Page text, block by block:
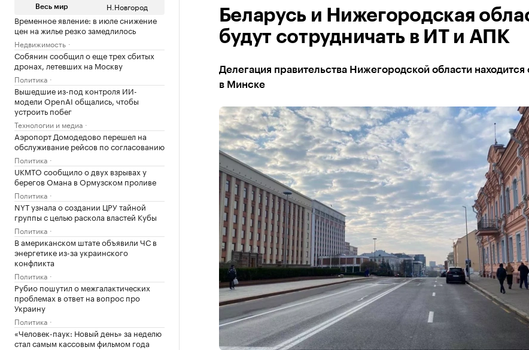
Весь мир Н.Новгород
Временное явление: в июле снижение
цен на жилье резко замедлилось
Недвижимость
Собянин сообщил о еще трех сбитых
дронах, летевших на Москву
Политика
Вышедшие из-под контроля ИИ-
модели OpenAI общались, чтобы
устроить побег
Технологии и медиа
Аэропорт Домодедово перешел на
обслуживание рейсов по согласованию
Политика
UKMTO сообщило о двух взрывах у
берегов Омана в Ормузском проливе
Политика
NYT узнала о создании ЦРУ тайной
группы с целью раскола властей Кубы
Политика
В американском штате объявили ЧС в
энергетике из-за украинского
конфликта
Политика
Рубио пошутил о межгалактических
проблемах в ответ на вопрос про
Украину
Политика
«Человек-паук: Новый день» за неделю
стал самым кассовым фильмом года
Беларусь и Нижегородская
будут сотрудничать в ИТ и АПК
Делегация правительства Нижегородской области находится
в Минске